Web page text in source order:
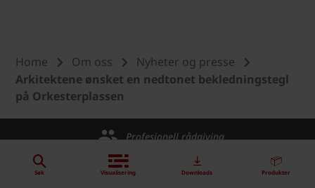
Søk Visualisering Downloads Produkter
Home Om oss
Nyheter og presse
Arkitektene ønsket en nedtonet bekledningstegl
på Orkesterplassen
Profesjonell rådgiving
Produkter med lang levetid